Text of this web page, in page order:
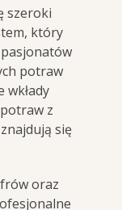
szeroki
który
potraw
wkłady
z
się
oraz